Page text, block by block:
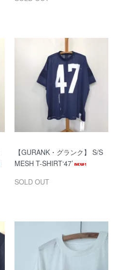
【GURANK・グランク】 S/S
MESH T-SHIRT‘47’
SOLD OUT